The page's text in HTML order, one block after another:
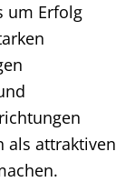
um Erfolg
als attraktiven